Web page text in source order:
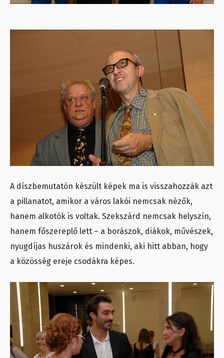
A díszbemutatón készült képek ma is visszahozzák azt
a pillanatot, amikor a város lakói nemcsak nézők,
hanem alkotók is voltak. Szekszárd nemcsak helyszín,
hanem főszereplő lett – a borászok, diákok, művészek,
nyugdíjas huszárok és mindenki, aki hitt abban, hogy
a közösség ereje csodákra képes.